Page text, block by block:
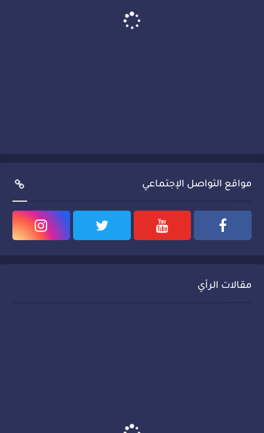
مواقع التواصل الإجتماعي
مقالات الرأي